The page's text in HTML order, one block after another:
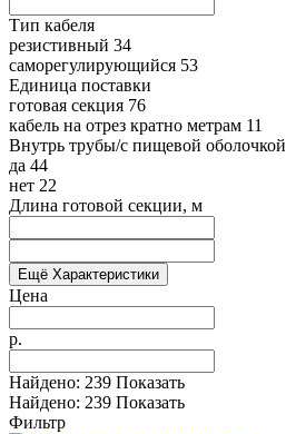
Тип кабеля
резистивный 34
саморегулирующийся 53
Единица поставки
готовая секция 76
кабель на отрез кратно метрам 11
Внутрь трубы/с пищевой оболочкой
да 44
нет 22
Длина готовой секции, м
Ещё Характеристики
Цена
р.
Найдено: 239 Показать
Найдено: 239 Показать
Фильтр